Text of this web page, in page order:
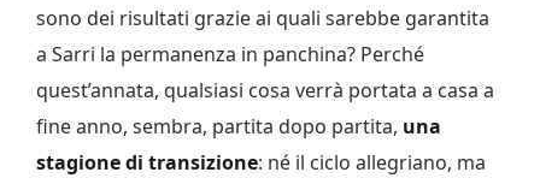
sono dei risultati grazie ai quali sarebbe garantita
a Sarri la permanenza in panchina? Perché
quest’annata, qualsiasi cosa verrà portata a casa a
fine anno, sembra, partita dopo partita, una
stagione di transizione: né il ciclo allegriano, ma